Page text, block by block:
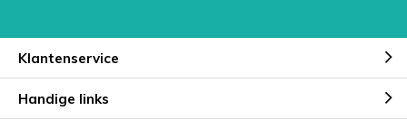
Klantenservice
Handige links